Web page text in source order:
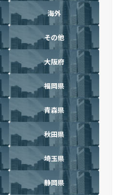
海外
その他
大阪府
福岡県
青森県
秋田県
埼玉県
静岡県